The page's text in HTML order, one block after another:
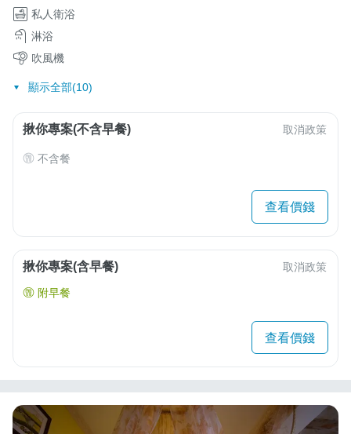
私人衛浴
淋浴
吹風機
顯示全部(10)
揪你專案(不含早餐) 取消政策
不含餐
查看價錢
揪你專案(含早餐) 取消政策
附早餐
查看價錢